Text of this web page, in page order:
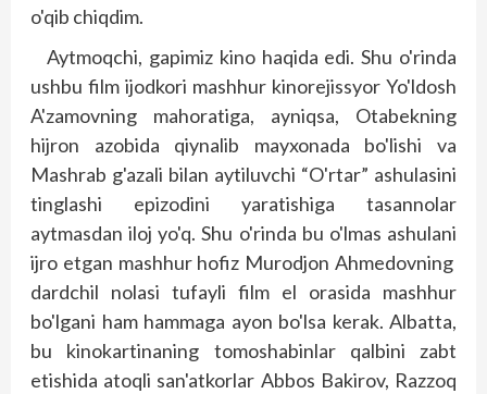
o'qib chiqdim.
Aytmoqchi, gapimiz kino haqida edi. Shu o'rinda
ushbu film ijodkori mashhur kinorejissyor Yo'ldosh
A'zamovning mahoratiga, ayniqsa, Otabekning
hijron azobida qiynalib mayxonada bo'lishi va
Mashrab g'azali bilan aytiluvchi “O'rtar” ashulasini
tinglashi epizodini yaratishiga tasannolar
aytmasdan iloj yo'q. Shu o'rinda bu o'lmas ashulani
ijro etgan mashhur hofiz Murodjon Ahmedovning
dardchil nolasi tufayli film el orasida mashhur
bo'lgani ham hammaga ayon bo'lsa kerak. Albatta,
bu kinokartinaning tomoshabinlar qalbini zabt
etishida atoqli san'atkorlar Abbos Bakirov, Razzoq